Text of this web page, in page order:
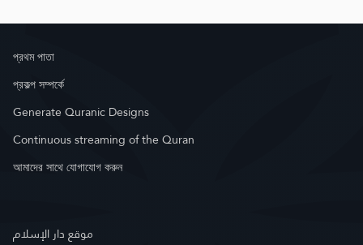
প্রথম পাতা
প্রকল্প সম্পর্কে
Generate Quranic Designs
Continuous streaming of the Quran
আমাদের সাথে যোগাযোগ করুন
موقع دار الإسلام